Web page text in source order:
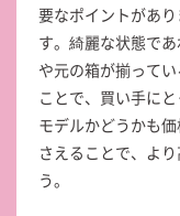
要なポイントがあ
す。綺麗な状態で
や元の箱が揃って
ことで、買い手に
モデルかどうかも
さえることで、よ
う。